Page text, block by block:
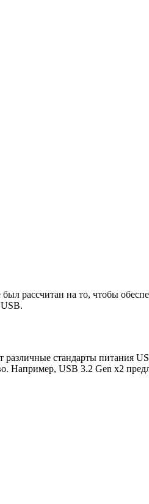
рассчитан на то, чтобы
стандарты питания
Например, USB 3.2 Gen x2